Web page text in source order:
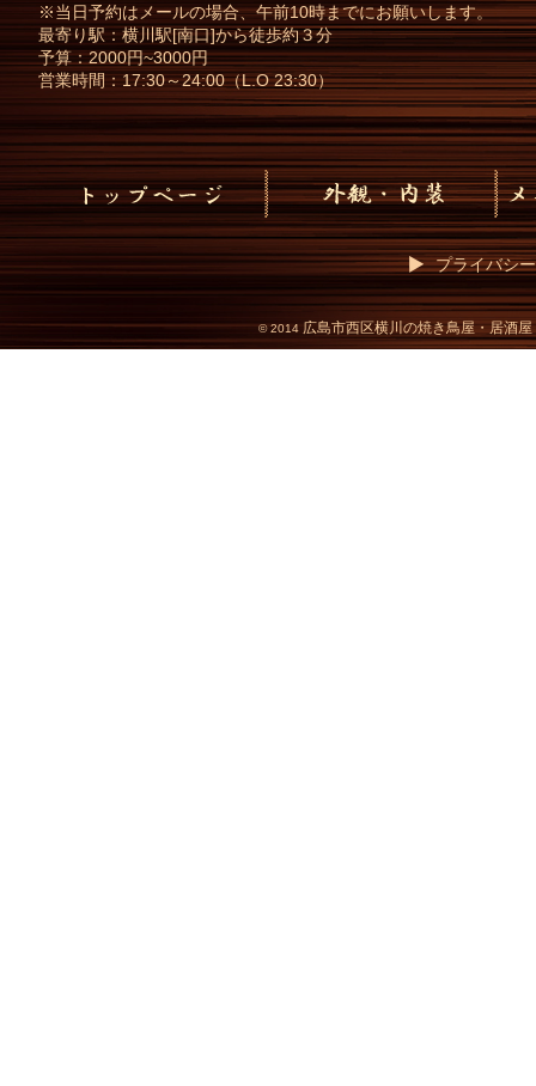
※当日予約はメールの場合、午前10時までにお願いします。
最寄り駅：横川駅[南口]から徒歩約３分
予算：2000円~3000円
営業時間：17:30～24:00（L.O 23:30）
プライバシ
©2014 広島市西区横川の焼き鳥屋・居酒